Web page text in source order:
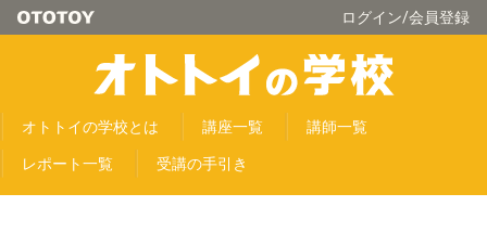
ログイン/会員登録
オトトイの学校とは 講座一覧
講師一覧
レポート一覧
受講の手引き